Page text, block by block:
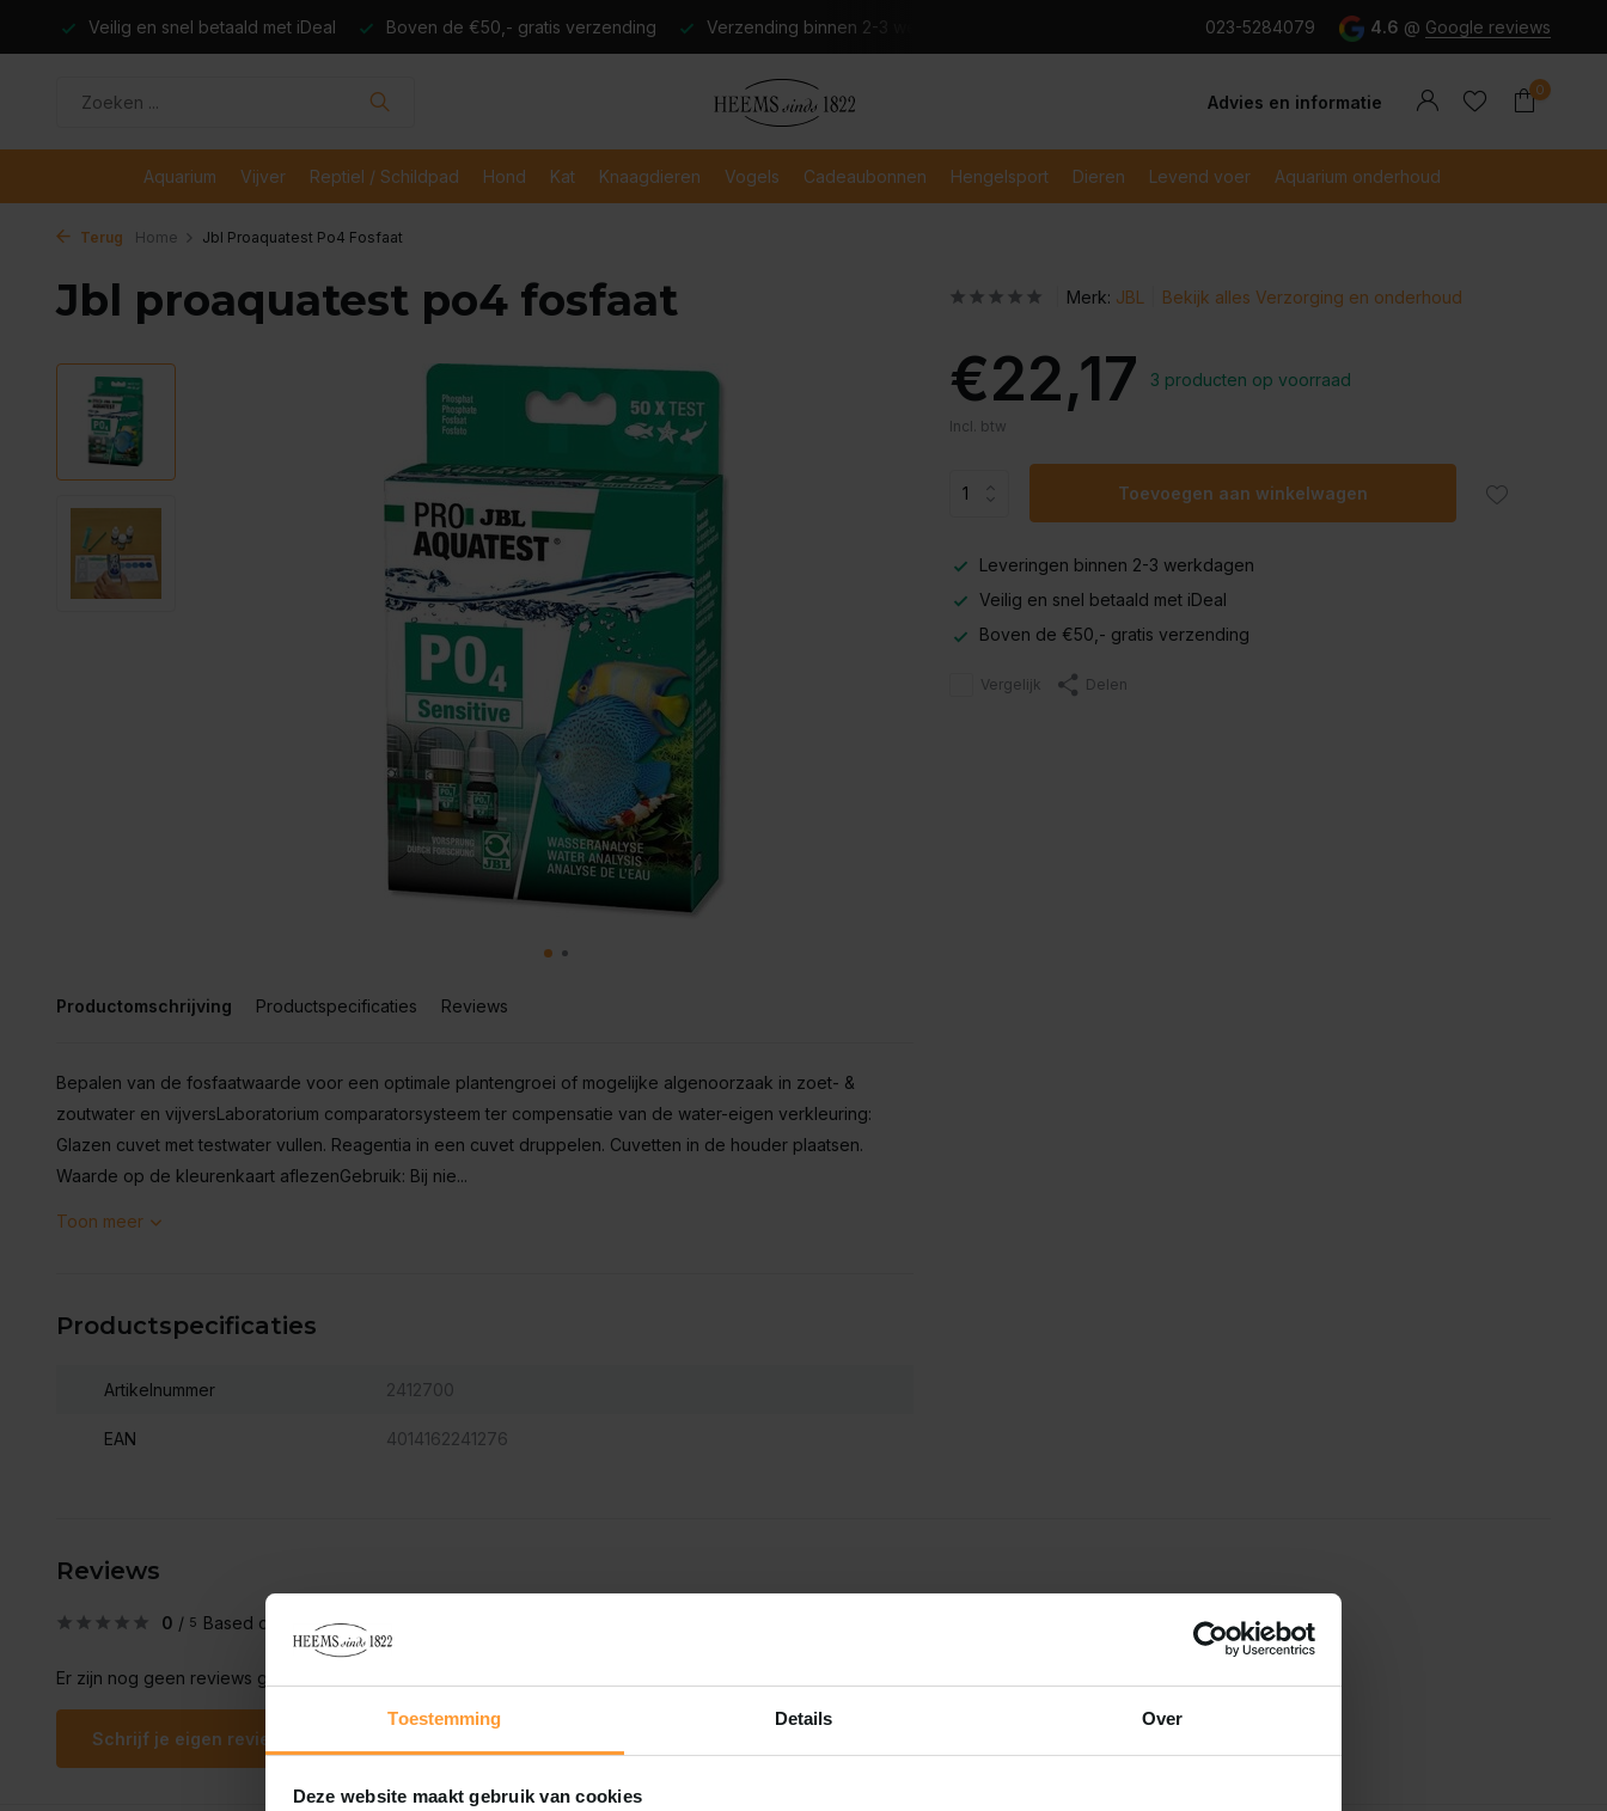
Toestemming Details Over
Deze website maakt gebruik van cookies
Veilig en snel betaald met iDeal Boven de €50,- gratis verzending Verzending binnen 2-3 werkdagen Veilig en snel betaald met iDeal
023-5284079 4.6 @ Google reviews
Advies en informatie
Account
0
Aquarium Vijver Reptiel / Schildpad Hond Kat Knaagdieren Vogels Cadeaubonnen Hengelsport Dieren Levend voer Aquarium onderhoud
Terug Home Jbl Proaquatest Po4 Fosfaat
Jbl proaquatest po4 fosfaat
Productomschrijving Productspecificaties Reviews
Bepalen van de fosfaatwaarde voor een optimale plantengroei of mogelijke algenoorzaak in zoet- &
zoutwater en vijversLaboratorium comparatorsysteem ter compensatie van de water-eigen verkleuring:
Glazen cuvet met testwater vullen. Reagentia in een cuvet druppelen. Cuvetten in de houder plaatsen.
Waarde op de kleurenkaart aflezenGebruik: Bij nie...
Toon meer
Productspecificaties
Artikelnummer 2412700
EAN 4014162241276
Merk: JBL Bekijk alles Verzorging en onderhoud
€22,17 3 producten op voorraad
Incl. btw
Toevoegen aan winkelwagen
Leveringen binnen 2-3 werkdagen
Veilig en snel betaald met iDeal
Boven de €50,- gratis verzending
Vergelijk Delen
Reviews
0 / 5 Based on 0 reviews
Er zijn nog geen reviews geschreven over dit product..
Schrijf je eigen review